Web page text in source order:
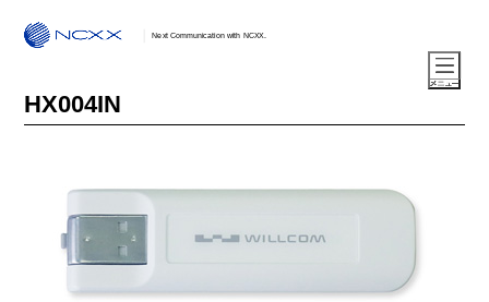
Next Communication with NCXX.
HX004IN